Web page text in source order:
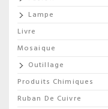
Lampe
Livre
Mosaique
Outillage
Produits Chimiques
Ruban De Cuivre